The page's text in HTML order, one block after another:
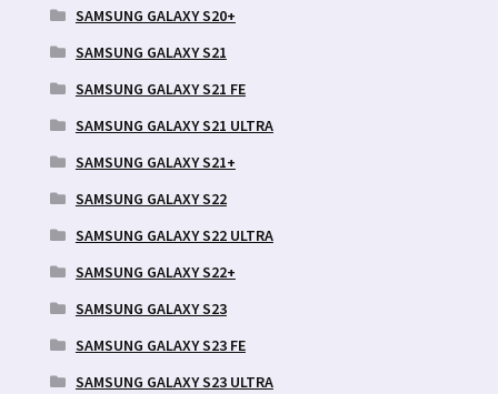
SAMSUNG GALAXY S20+
SAMSUNG GALAXY S21
SAMSUNG GALAXY S21 FE
SAMSUNG GALAXY S21 ULTRA
SAMSUNG GALAXY S21+
SAMSUNG GALAXY S22
SAMSUNG GALAXY S22 ULTRA
SAMSUNG GALAXY S22+
SAMSUNG GALAXY S23
SAMSUNG GALAXY S23 FE
SAMSUNG GALAXY S23 ULTRA